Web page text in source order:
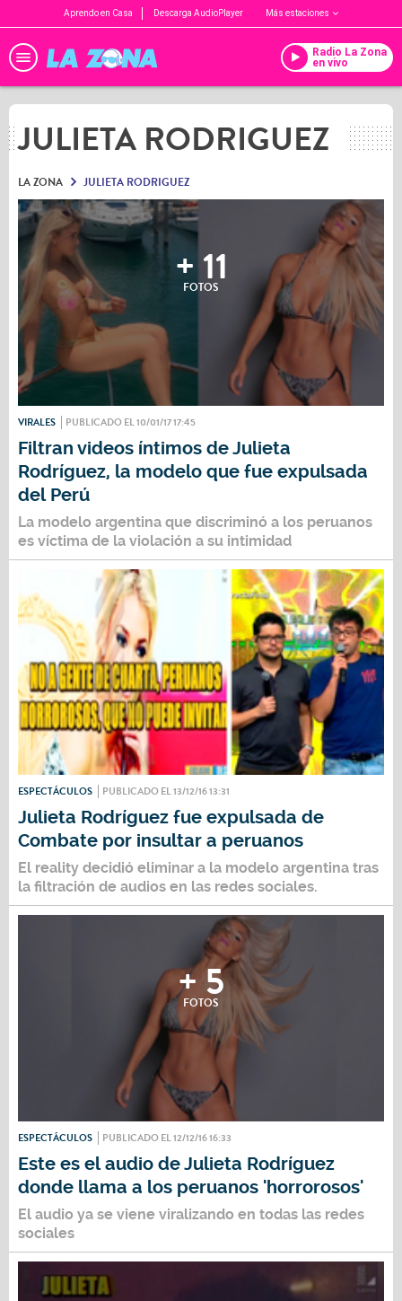
Aprendo en Casa Descarga AudioPlayer Más estaciones
Radio La Zona
en vivo
JULIETA RODRIGUEZ
LA ZONA JULIETA RODRIGUEZ
+ 11
FOTOS
VIRALES PUBLICADO EL 10/01/17 17:45
Filtran videos íntimos de Julieta
Rodríguez, la modelo que fue expulsada
del Perú
La modelo argentina que discriminó a los peruanos
es víctima de la violación a su intimidad
ESPECTÁCULOS PUBLICADO EL 13/12/16 13:31
Julieta Rodríguez fue expulsada de
Combate por insultar a peruanos
El reality decidió eliminar a la modelo argentina tras
la filtración de audios en las redes sociales.
+ 5
FOTOS
ESPECTÁCULOS PUBLICADO EL 12/12/16 16:33
Este es el audio de Julieta Rodríguez
donde llama a los peruanos 'horrorosos'
El audio ya se viene viralizando en todas las redes
sociales